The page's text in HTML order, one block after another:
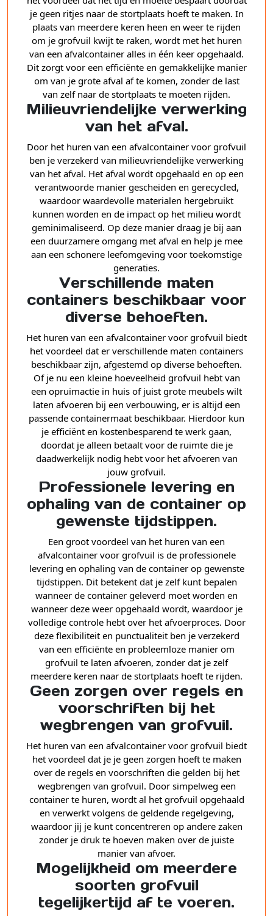
je geen ritjes naar de stortplaats hoeft te maken. In
plaats van meerdere keren heen en weer te rijden
om je grofvuil kwijt te raken, wordt met het huren
van een afvalcontainer alles in één keer opgehaald.
Dit zorgt voor een efficiënte en gemakkelijke manier
om van je grote afval af te komen, zonder de last
van zelf naar de stortplaats te moeten rijden.
Milieuvriendelijke verwerking
van het afval.
Door het huren van een afvalcontainer voor grofvuil
ben je verzekerd van milieuvriendelijke verwerking
van het afval. Het afval wordt opgehaald en op een
verantwoorde manier gescheiden en gerecycled,
waardoor waardevolle materialen hergebruikt
kunnen worden en de impact op het milieu wordt
geminimaliseerd. Op deze manier draag je bij aan
een duurzamere omgang met afval en help je mee
aan een schonere leefomgeving voor toekomstige
generaties.
Verschillende maten
containers beschikbaar voor
diverse behoeften.
Het huren van een afvalcontainer voor grofvuil biedt
het voordeel dat er verschillende maten containers
beschikbaar zijn, afgestemd op diverse behoeften.
Of je nu een kleine hoeveelheid grofvuil hebt van
een opruimactie in huis of juist grote meubels wilt
laten afvoeren bij een verbouwing, er is altijd een
passende containermaat beschikbaar. Hierdoor kun
je efficiënt en kostenbesparend te werk gaan,
doordat je alleen betaalt voor de ruimte die je
daadwerkelijk nodig hebt voor het afvoeren van
jouw grofvuil.
Professionele levering en
ophaling van de container op
gewenste tijdstippen.
Een groot voordeel van het huren van een
afvalcontainer voor grofvuil is de professionele
levering en ophaling van de container op gewenste
tijdstippen. Dit betekent dat je zelf kunt bepalen
wanneer de container geleverd moet worden en
wanneer deze weer opgehaald wordt, waardoor je
volledige controle hebt over het afvoerproces. Door
deze flexibiliteit en punctualiteit ben je verzekerd
van een efficiënte en probleemloze manier om
grofvuil te laten afvoeren, zonder dat je zelf
meerdere keren naar de stortplaats hoeft te rijden.
Geen zorgen over regels en
voorschriften bij het
wegbrengen van grofvuil.
Het huren van een afvalcontainer voor grofvuil biedt
het voordeel dat je je geen zorgen hoeft te maken
over de regels en voorschriften die gelden bij het
wegbrengen van grofvuil. Door simpelweg een
container te huren, wordt al het grofvuil opgehaald
en verwerkt volgens de geldende regelgeving,
waardoor jij je kunt concentreren op andere zaken
zonder je druk te hoeven maken over de juiste
manier van afvoer.
Mogelijkheid om meerdere
soorten grofvuil
tegelijkertijd af te voeren.